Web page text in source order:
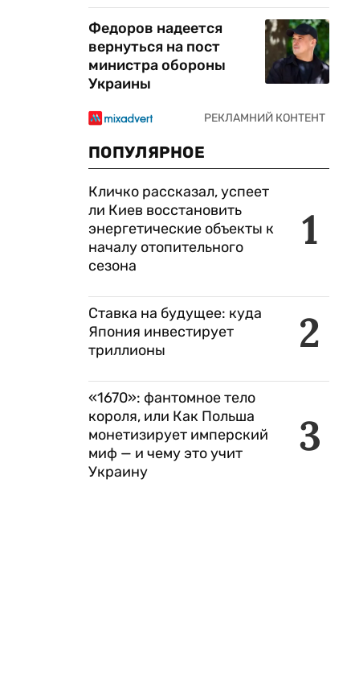
Федоров надеется
вернуться на пост
министра обороны
Украины
ПОПУЛЯРНОЕ
1
Кличко рассказал, успеет
ли Киев восстановить
энергетические объекты к
началу отопительного
сезона
2
Ставка на будущее: куда
Япония инвестирует
триллионы
3
«1670»: фантомное тело
короля, или Как Польша
монетизирует имперский
миф — и чему это учит
Украину